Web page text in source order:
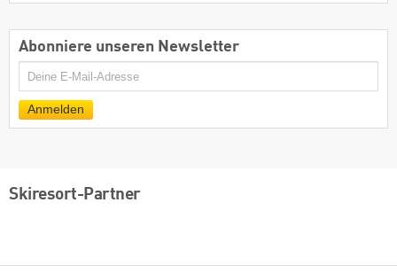
Abonniere unseren Newsletter
E-
Anmelden
Skiresort-Partner